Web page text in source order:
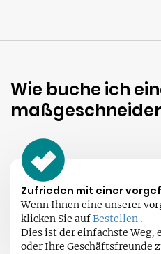
Wie buche ich
Zufrieden mit einer
Wenn Ihnen eine unserer
klicken Sie aufBestellen .
Dies ist der einfachste Weg,
oder Ihre Geschäftsfreunde